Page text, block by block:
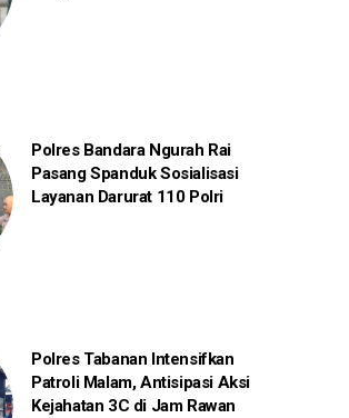
Polres Bandara Ngurah Rai
Pasang Spanduk Sosialisasi
Layanan Darurat 110 Polri
Polres Tabanan Intensifkan
Patroli Malam, Antisipasi Aksi
Kejahatan 3C di Jam Rawan